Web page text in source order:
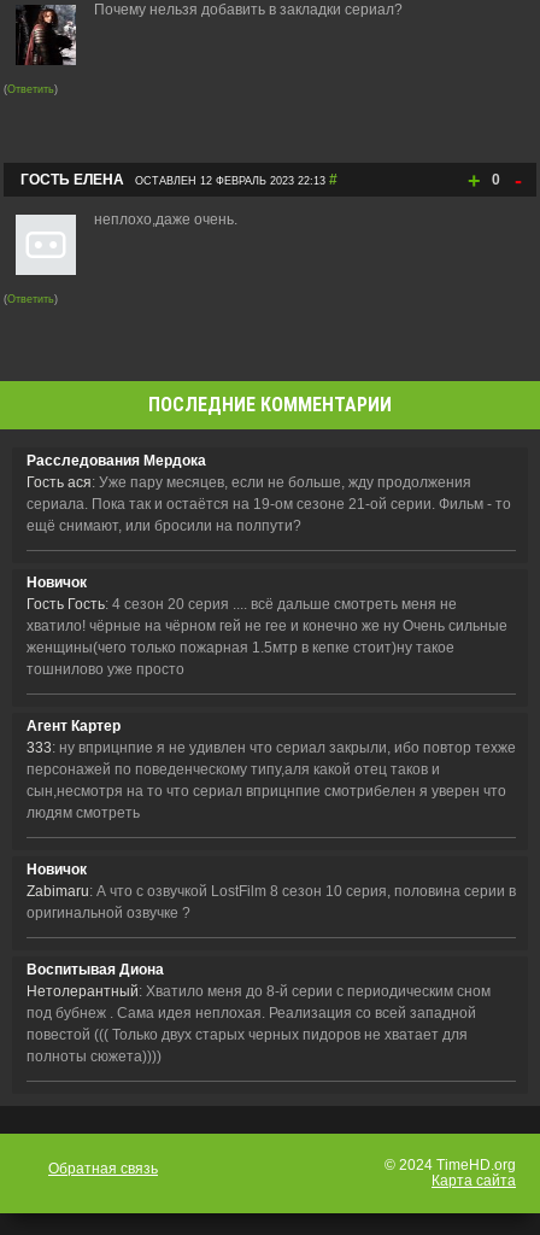
Почему нельзя добавить в закладки сериал?
(Ответить)
+ 0 -
ГОСТЬ ЕЛЕНА ОСТАВЛЕН 12 ФЕВРАЛЬ 2023 22:13 #
неплохо,даже очень.
(Ответить)
ПОСЛЕДНИЕ КОММЕНТАРИИ
Расследования Мердока
Гость ася: Уже пару месяцев, если не больше, жду продолжения
сериала. Пока так и остаётся на 19-ом сезоне 21-ой серии. Фильм - то
ещё снимают, или бросили на полпути?
Новичок
Гость Гость: 4 сезон 20 серия .... всё дальше смотреть меня не
хватило! чёрные на чёрном гей не гее и конечно же ну Очень сильные
женщины(чего только пожарная 1.5мтр в кепке стоит)ну такое
тошнилово уже просто
Агент Картер
333: ну вприцнпие я не удивлен что сериал закрыли, ибо повтор техже
персонажей по поведенческому типу,аля какой отец таков и
сын,несмотря на то что сериал вприцнпие смотрибелен я уверен что
людям смотреть
Новичок
Zabimaru: А что с озвучкой LostFilm 8 сезон 10 серия, половина серии в
оригинальной озвучке ?
Воспитывая Диона
Нетолерантный: Хватило меня до 8-й серии с периодическим сном
под бубнеж . Сама идея неплохая. Реализация со всей западной
повестой ((( Только двух старых черных пидоров не хватает для
полноты сюжета))))
Обратная связь
© 2024 TimeHD.org
Карта сайта